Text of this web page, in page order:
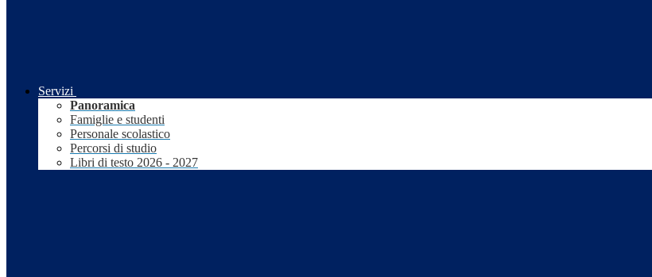
Servizi
Panoramica
Famiglie e studenti
Personale scolastico
Percorsi di studio
Libri di testo 2026 - 2027